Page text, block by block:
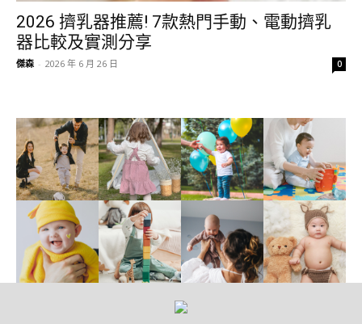
2026 擠乳器推薦! 7款熱門手動、電動擠乳
器比較及實測分享
傑森 - 2026 年 6 月 26 日 0